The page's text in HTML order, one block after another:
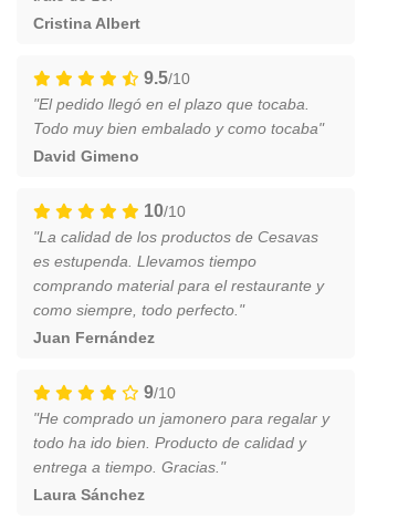
Cristina Albert
9.5/10
"El pedido llegó en el plazo que tocaba.
Todo muy bien embalado y como tocaba"
David Gimeno
10/10
"La calidad de los productos de Cesavas
es estupenda. Llevamos tiempo
comprando material para el restaurante y
como siempre, todo perfecto."
Juan Fernández
9/10
"He comprado un jamonero para regalar y
todo ha ido bien. Producto de calidad y
entrega a tiempo. Gracias."
Laura Sánchez